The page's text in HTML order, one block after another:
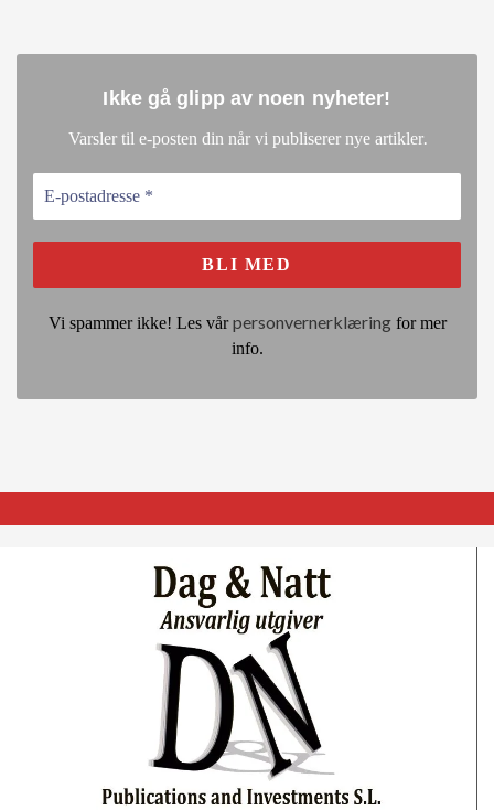
Ikke gå glipp av noen nyheter!
Varsler til e-posten din når vi publiserer nye artikler.
Vi spammer ikke! Les vårpersonvernerklæringfor mer
info.